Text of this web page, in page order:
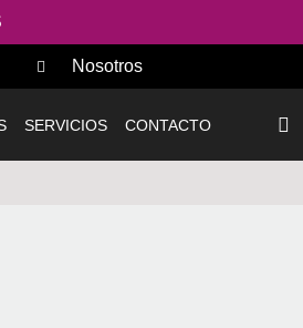
Nosotros
SERVICIOS CONTACTO